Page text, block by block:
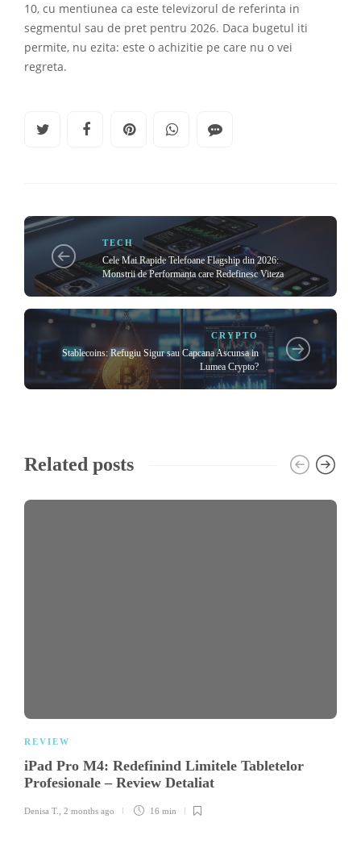
10, cu mentiunea ca este televizorul de referinta in
segmentul sau de pret pentru 2026. Daca bugetul iti
permite, nu ezita: este o achizitie pe care nu o vei
regreta.
TECH
Cele Mai Rapide Telefoane Flagship din 2026:
Monstrii de Performanta care Redefinesc Viteza
CRYPTO
Stablecoins: Refugiu Sigur sau Capcana Ascunsa in
Lumea Crypto?
Related posts
REVIEW
iPad Pro M4: Redefinind Limitele Tabletelor
Profesionale – Review Detaliat
Denisa T. 2 months ago 16 min